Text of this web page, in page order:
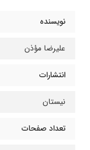
نویسنده
علیرضا مؤذن
انتشارات
نیستان
تعداد صفحات